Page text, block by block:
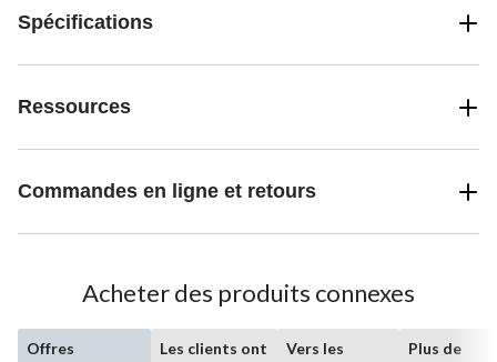
Spécifications
Ressources
Commandes en ligne et retours
Acheter des produits connexes
Offres
Les clients ont
Vers les
Plus de